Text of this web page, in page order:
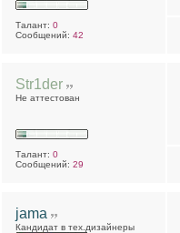
Талант: 0
Сообщений: 42
Str1der
Не аттестован
Талант: 0
Сообщений: 29
jama
Кандидат в тех.дизайнеры